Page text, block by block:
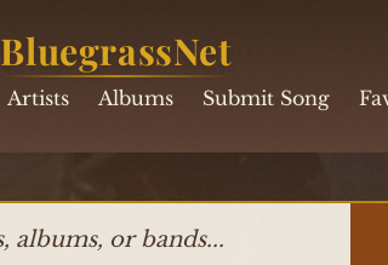
BluegrassNet
Artists Albums Submit Song